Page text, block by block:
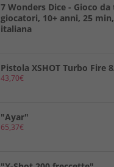
7 Wonders Dice - Gioco
giocatori, 10+ anni, 25
italiana
Pistola XSHOT Turbo Fire
43,70€
"Ayar"
65,37€